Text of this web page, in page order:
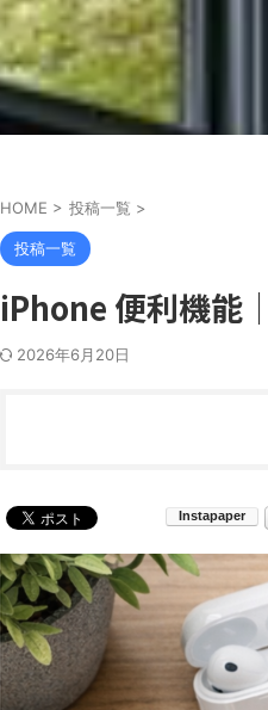
HOME > 投稿一覧 >
投稿一覧
iPhone 便利機能
2026年6月20日